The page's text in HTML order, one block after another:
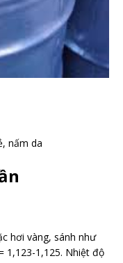
nấm da
hơi vàng, sánh như
1,123-1,125. Nhiệt độ